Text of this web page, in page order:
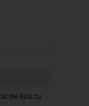
pe tipa cu